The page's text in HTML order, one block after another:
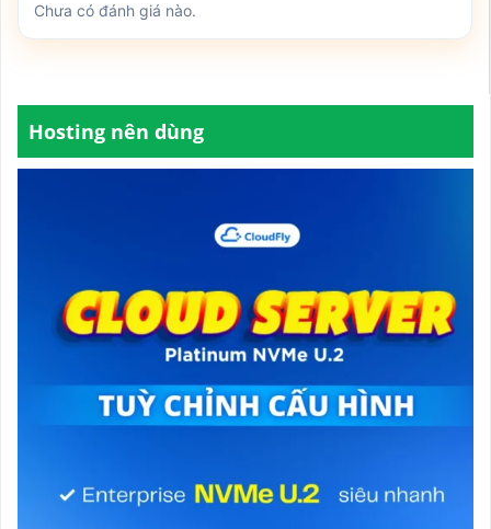
Chưa có đánh giá nào.
Hosting nên dùng